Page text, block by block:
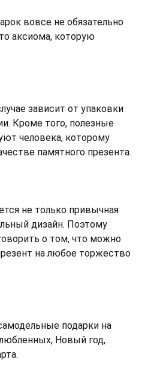
вовсе не обязательно
аксиома, которую
зависит от упаковки
Кроме того, полезные
человека, которому
памятного презента.
не только привычная
дизайн. Поэтому
о том, что можно
на любое торжество
подарки на
Новый год,